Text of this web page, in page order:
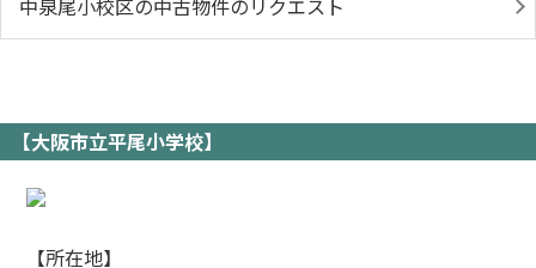
中泉尾小校区の中古物件のリクエスト
【大阪市立平尾小学校】
【所在地】